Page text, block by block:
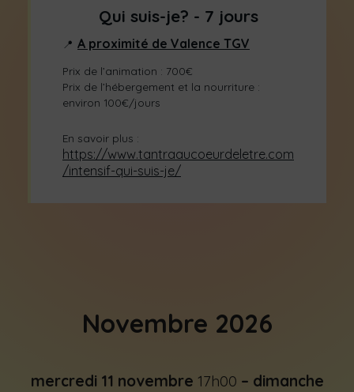
Qui suis-je? - 7 jours
A proximité de Valence TGV
Prix de l’animation : 700€
Prix de l’hébergement et la nourriture :
environ 100€/jours
En savoir plus :
https://www.tantraaucoeurdeletre.com
/intensif-qui-suis-je/
Novembre 2026
mercredi 11 novembre 17h00 – dimanche